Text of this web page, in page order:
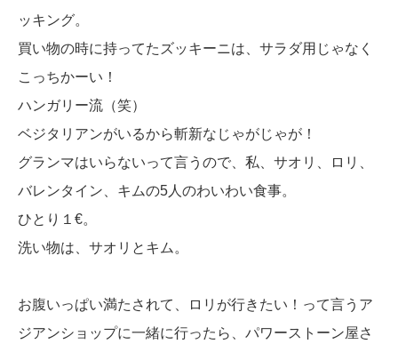
ッキング。
買い物の時に持ってたズッキーニは、サラダ用じゃなく
こっちかーい！
ハンガリー流（笑）
ベジタリアンがいるから斬新なじゃがじゃが！
グランマはいらないって言うので、私、サオリ、ロリ、
バレンタイン、キムの5人のわいわい食事。
ひとり１€。
洗い物は、サオリとキム。
お腹いっぱい満たされて、ロリが行きたい！って言うア
ジアンショップに一緒に行ったら、パワーストーン屋さ